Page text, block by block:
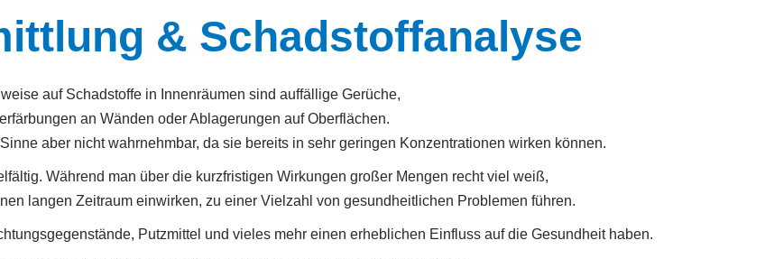
& Schadstoffanalyse
auf Schadstoffe in Innenräumen sind auffällige Gerüche,
an Wänden oder Ablagerungen auf Oberflächen.
aber nicht wahrnehmbar, da sie bereits in sehr geringen Konzentrationen wirken können.
Während man über die kurzfristigen Wirkungen großer Mengen recht viel weiß,
langen Zeitraum einwirken, zu einer Vielzahl von gesundheitlichen Problemen führen.
Putzmittel und vieles mehr einen erheblichen Einfluss auf die Gesundheit haben.